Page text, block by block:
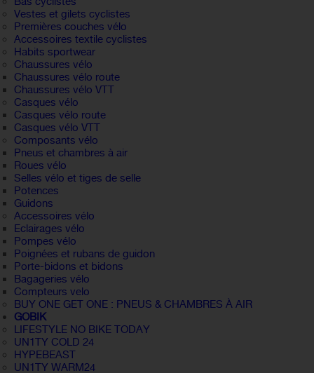
Vestes et gilets cyclistes
Premières couches vélo
Accessoires textile cyclistes
Habits sportwear
Chaussures vélo
Chaussures vélo route
Chaussures vélo VTT
Casques vélo
Casques vélo route
Casques vélo VTT
Composants vélo
Pneus et chambres à air
Roues vélo
Selles vélo et tiges de selle
Potences
Guidons
Accessoires vélo
Eclairages vélo
Pompes vélo
Poignées et rubans de guidon
Porte-bidons et bidons
Bagageries vélo
Compteurs velo
BUY ONE GET ONE : PNEUS & CHAMBRES À AIR
GOBIK
LIFESTYLE NO BIKE TODAY
UN1TY COLD 24
HYPEBEAST
UN1TY WARM24